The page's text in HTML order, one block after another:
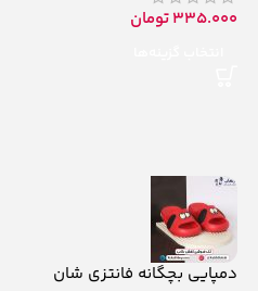
335.000تومان
دمپایی بچگانه فانتزی شان